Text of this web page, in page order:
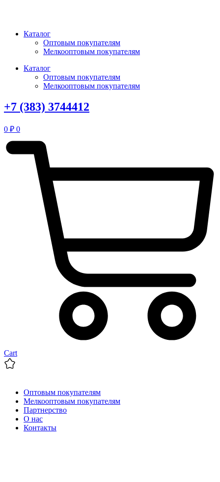
Каталог
Оптовым покупателям
Мелкооптовым покупателям
Каталог
Оптовым покупателям
Мелкооптовым покупателям
+7 (383) 3744412
0 ₽ 0
Cart
Оптовым покупателям
Мелкооптовым покупателям
Партнерство
О нас
Контакты